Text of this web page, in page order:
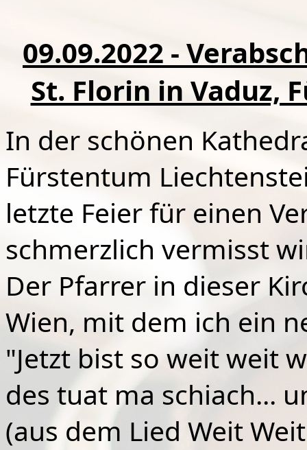
09.09.2022 -
St. Florin in Vaduz,
In der schönen
Fürstentum
letzte Feier für einen
schmerzlich vermisst
Der Pfarrer in dieser
Wien, mit dem ich ein
"Jetzt bist so weit weit
des tuat ma schiach...
(aus dem Lied Weit